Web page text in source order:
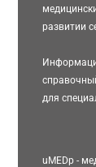
развитии
для
uMEDp -